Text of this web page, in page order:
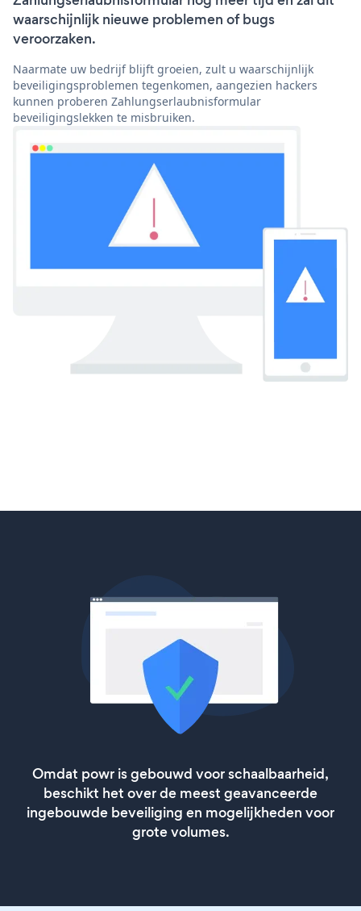
waarschijnlijk nieuwe problemen of bugs
veroorzaken.
Naarmate uw bedrijf blijft groeien, zult u waarschijnlijk
beveiligingsproblemen tegenkomen, aangezien hackers
kunnen proberen Zahlungserlaubnisformular
beveiligingslekken te misbruiken.
Omdat powr is gebouwd voor schaalbaarheid,
beschikt het over de meest geavanceerde
ingebouwde beveiliging en mogelijkheden voor
grote volumes.